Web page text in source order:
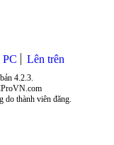
PC Lên trên
4.2.3.
do thành viên đăng.